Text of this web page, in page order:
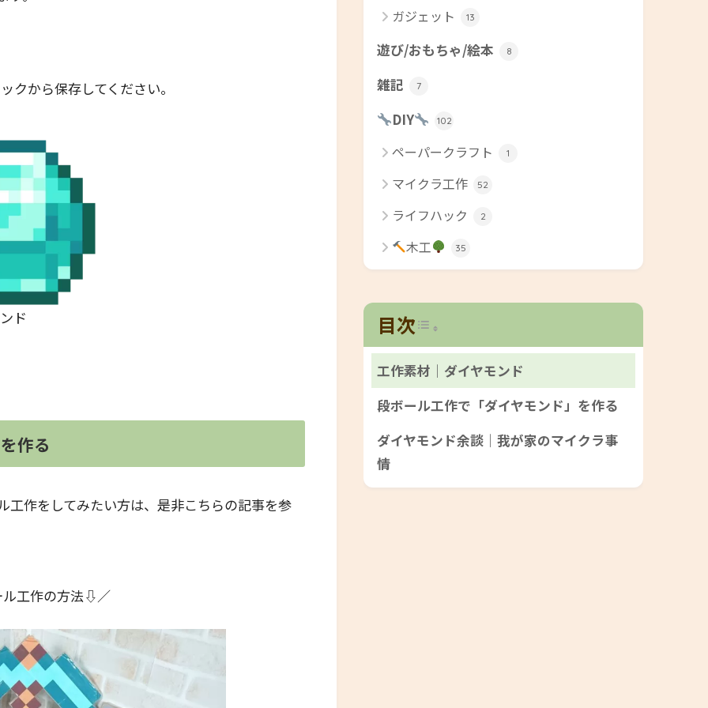
クから保存してください。
ド
作る
工作をしてみたい方は、是非こちらの記事を参
工作の方法⇩／
ガジェット 13
遊び/おもちゃ/絵本 8
雑記 7
DIY 102
ペーパークラフト 1
マイクラ工作 52
ライフハック 2
木工 35
目次Toggle Table of Content
工作素材｜ダイヤモンド
段ボール工作で「ダイヤモンド」を作る
ダイヤモンド余談｜我が家のマイクラ事
情